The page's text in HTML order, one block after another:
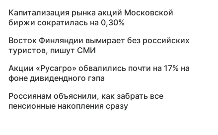
Капитализация рынка акций Московской
биржи сократилась на 0,30%
Восток Финляндии вымирает без российских
туристов, пишут СМИ
Акции «Русагро» обвалились почти на 17% на
фоне дивидендного гэпа
Россиянам объяснили, как забрать все
пенсионные накопления сразу